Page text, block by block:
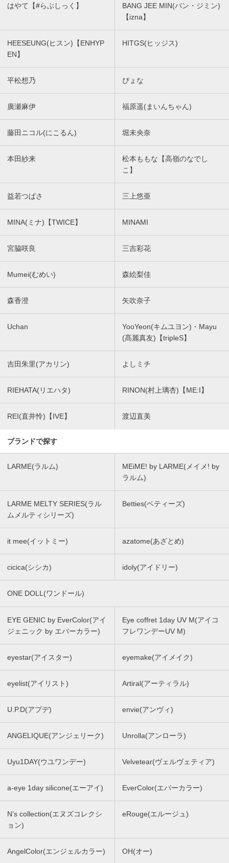
はやて【#らぶしっく】
BANG JEE MIN(バン・ジミン)
【izna】
HEESEUNG(ヒスン)【ENHYP
EN】
HITGS(ヒッジス)
平松想乃 ぴょな
廣瀬麻伊 福原遥(まいんちゃん)
藤田ニコル(にこるん) 堀未央奈
本田紗来
松本ももな【高嶺のなでし
こ】
益若つばさ 三上悠亜
MINA(ミナ)【TWICE】 MINAMI
宮脇咲良 三吉彩花
Mumei(むめい) 森絵梨佳
森香澄 矢吹奈子
Uchan
YooYeon(キムユヨン)・Mayu
(髙麗真友)【tripleS】
吉田朱里(アカリン) よしミチ
RIEHATA(リエハタ) RINON(村上璃杏)【ME:I】
REI(直井怜)【IVE】 渡辺直美
ブランドで探す
LARME(ラルム)
MEiME! by LARME(メイメ! by
ラルム)
LARME MELTY SERIES(ラル
ムメルティシリーズ)
Betties(ベティーズ)
it mee(イットミー) azatome(あざとめ)
cicica(シシカ) idoly(アイドリー)
ONE DOLL(ワンドール)
EYE GENIC by EverColor(アイ
ジェニック by エバーカラー)
Eye coffret 1day UV M(アイコ
フレワンデーUV M)
eyestar(アイスター) eyemake(アイメイク)
eyelist(アイリスト) Artiral(アーティラル)
U.P.D(アプデ) envie(アンヴィ)
ANGELIQUE(アンジェリーク) Unrolla(アンローラ)
Uyu1DAY(ウユワンデー) Velvetear(ヴェルヴェティア)
a-eye 1day silicone(エーアイ) EverColor(エバーカラー)
N’s collection(エヌズコレクシ
ョン)
eRouge(エルージュ)
AngelColor(エンジェルカラー) OH(オー)